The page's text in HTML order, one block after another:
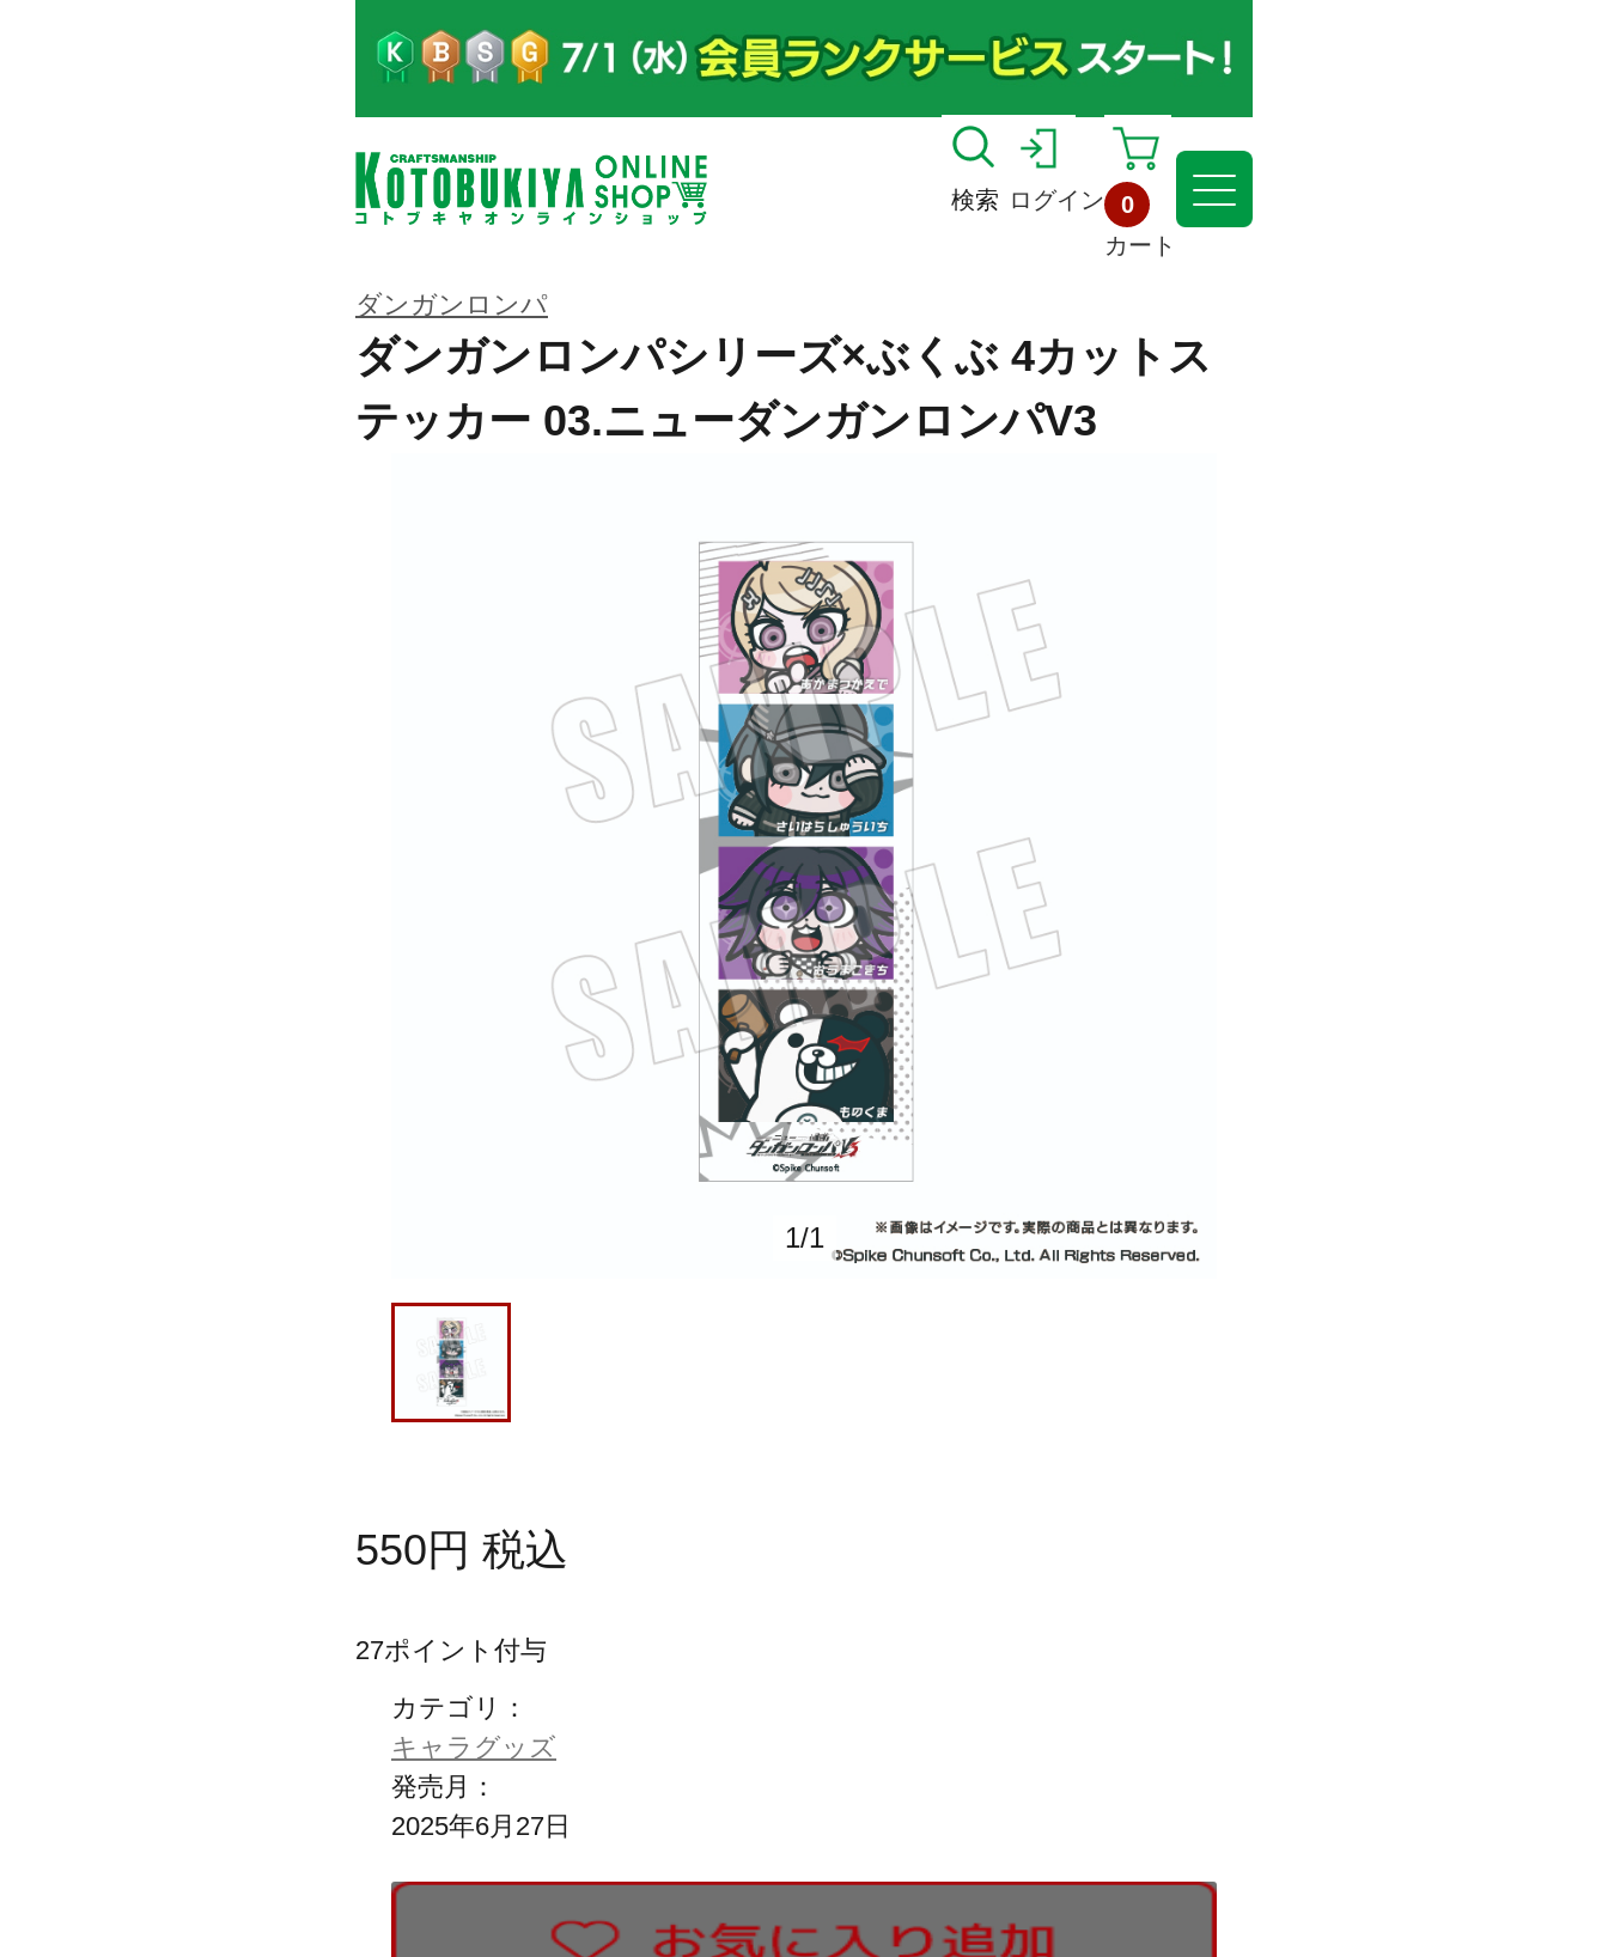
検索 ログイン
0
カート
ダンガンロンパ
ダンガンロンパシリーズ×ぶくぶ 4カットス
テッカー 03.ニューダンガンロンパV3
1/1
550円 税込
27ポイント付与
カテゴリ：
キャラグッズ
発売月：
2025年6月27日